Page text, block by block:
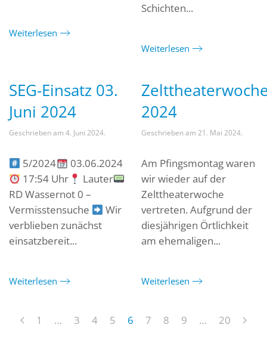
Weiterlesen
Schichten...
Weiterlesen
SEG-Einsatz 03.
Juni 2024
Geschrieben am 4. Juni 2024.
5/2024
03.06.2024
17:54 Uhr
Lauter
RD Wassernot 0 –
Vermisstensuche
Wir
verblieben zunächst
einsatzbereit...
Weiterlesen
2024
Geschrieben am 21. Mai 2024.
Am Pfingsmontag waren
wir wieder auf der
Zelttheaterwoche
vertreten. Aufgrund der
diesjährigen Örtlichkeit
am ehemaligen...
Weiterlesen
1 … 3 4 5 6 7 8 9 … 20